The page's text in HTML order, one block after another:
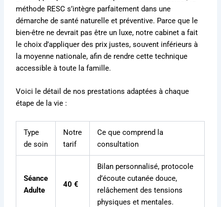
méthode RESC s’intègre parfaitement dans une
démarche de santé naturelle et préventive. Parce que le
bien-être ne devrait pas être un luxe, notre cabinet a fait
le choix d’appliquer des prix justes, souvent inférieurs à
la moyenne nationale, afin de rendre cette technique
accessible à toute la famille.
Voici le détail de nos prestations adaptées à chaque
étape de la vie :
Type
de soin
Notre
tarif
Ce que comprend la
consultation
Séance
Adulte
40 €
Bilan personnalisé, protocole
d’écoute cutanée douce,
relâchement des tensions
physiques et mentales.